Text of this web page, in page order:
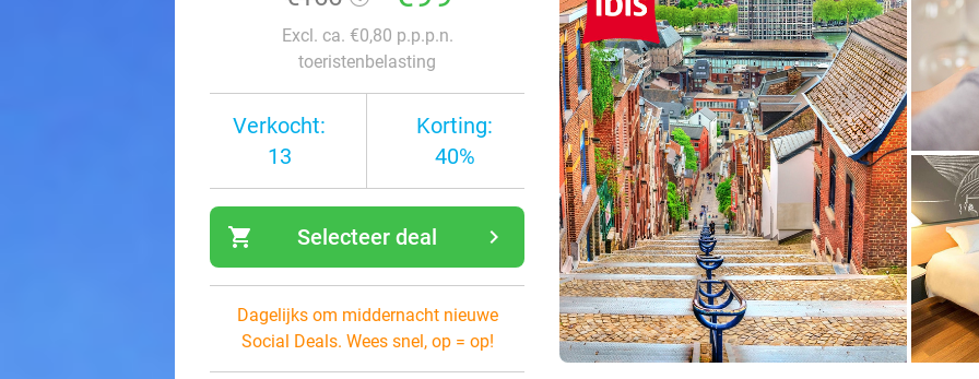
Excl. ca. €0,80 p.p.p.n.
toeristenbelasting
Verkocht:
13
Korting:
40%
shopping_cart navigate_next
Selecteer deal
Dagelijks om middernacht nieuwe
Social Deals. Wees snel, op = op!